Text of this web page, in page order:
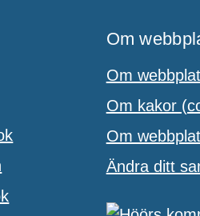
Om
Om
Om kakor
Om
Ändra ditt